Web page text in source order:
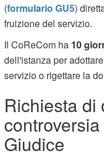
(formulario GU5)
fruizione del servizio.
Il CoReCom ha 10
dell'istanza per
servizio o rigettare la
Richiesta di
Giudice